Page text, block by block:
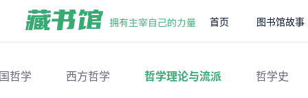
首页 图书馆故事
哲学 西方哲学 哲学理论与流派 哲学史